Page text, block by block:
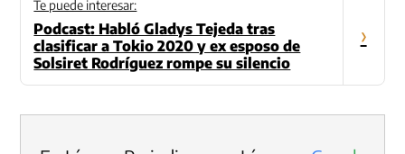
Te puede interesar:
Podcast: Habló Gladys Tejeda tras
clasificar a Tokio 2020 y ex esposo de
Solsiret Rodríguez rompe su silencio
›